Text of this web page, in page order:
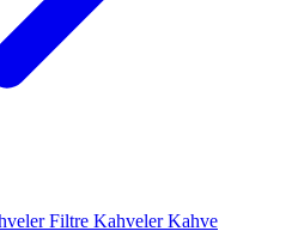
Filtre KahvelerKahve